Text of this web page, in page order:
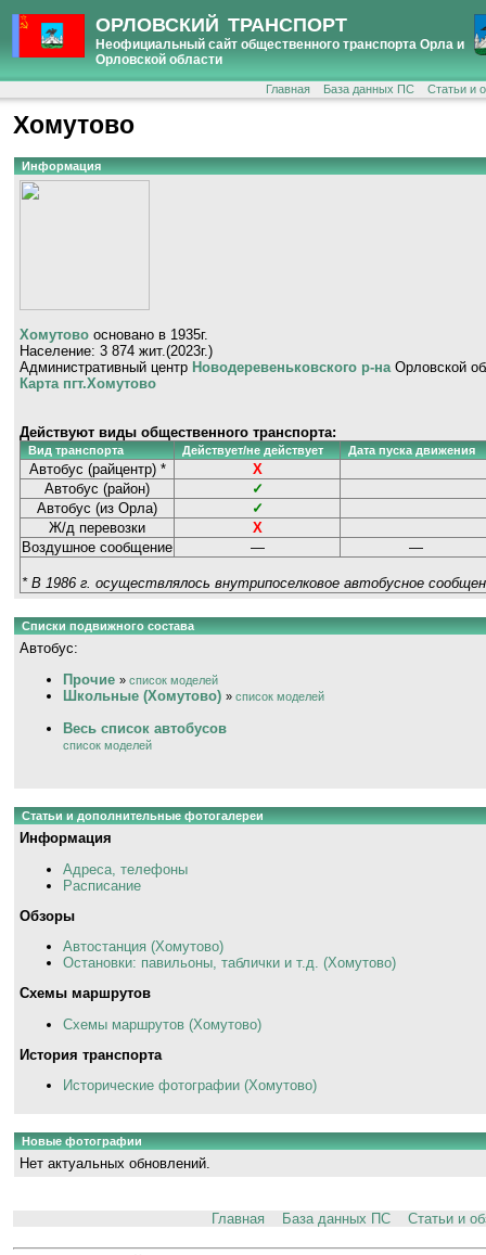
ОРЛОВСКИЙ ТРАНСПОРТ
Неофициальный сайт общественного транспорта Орла и
Орловской области
Главная База данных ПС Статьи и
Хомутово
Информация
Хомутово основано в 1935г.
Население: 3 874 жит.(2023г.)
Административный центр Новодеревеньковского р-на Орловской
Карта пгт.Хомутово
Действуют виды общественного транспорта:
Вид транспорта Действует/не действует Дата пуска движения
Автобус (райцентр) *
Х
Автобус (район)
✓
Автобус (из Орла)
✓
Ж/д перевозки
Х
Воздушное сообщение
— —
* В 1986 г. осуществлялось внутрипоселковое автобусное
Списки подвижного состава
Автобус:
Прочие » список моделей
Школьные (Хомутово) » список моделей
Весь список автобусов
список моделей
Статьи и дополнительные фотогалереи
Информация
Адреса, телефоны
Расписание
Обзоры
Автостанция (Хомутово)
Остановки: павильоны, таблички и т.д. (Хомутово)
Схемы маршрутов
Схемы маршрутов (Хомутово)
История транспорта
Исторические фотографии (Хомутово)
Новые фотографии
Нет актуальных обновлений.
Главная База данных ПС Статьи и